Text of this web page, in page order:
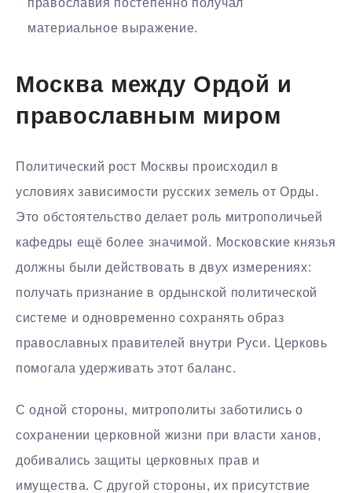
материальное выражение.
Москва между Ордой и
православным миром
Политический рост Москвы происходил в
условиях зависимости русских земель от Орды.
Это обстоятельство делает роль митрополичьей
кафедры ещё более значимой. Московские князья
должны были действовать в двух измерениях:
получать признание в ордынской политической
системе и одновременно сохранять образ
православных правителей внутри Руси. Церковь
помогала удерживать этот баланс.
С одной стороны, митрополиты заботились о
сохранении церковной жизни при власти ханов,
добивались защиты церковных прав и
имущества. С другой стороны, их присутствие